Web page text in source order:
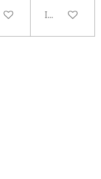
In